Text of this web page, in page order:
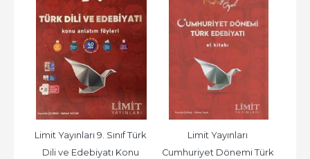
Limit Yayınları 9. Sınıf Türk
Dili ve Edebiyatı Konu
Limit Yayınları
Cumhuriyet Dönemi Türk